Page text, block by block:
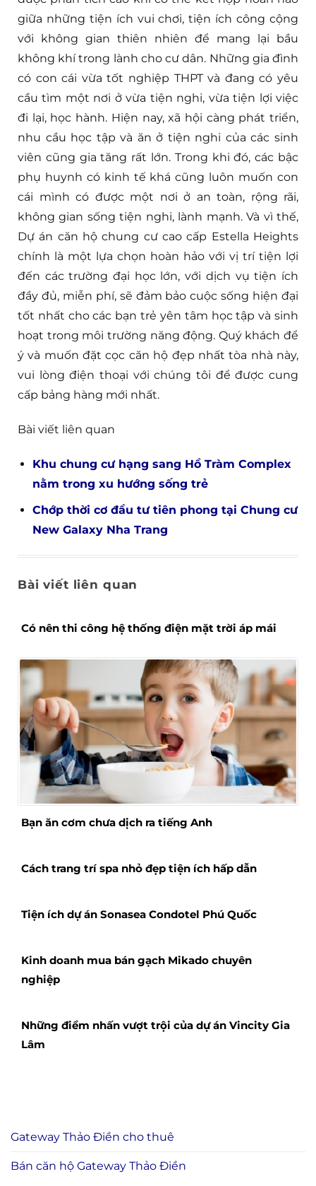
giữa những tiện ích vui chơi, tiện ích công cộng
với không gian thiên nhiên để mang lại bầu
không khí trong lành cho cư dân. Những gia đình
có con cái vừa tốt nghiệp THPT và đang có yêu
cầu tìm một nơi ở vừa tiện nghi, vừa tiện lợi việc
đi lại, học hành. Hiện nay, xã hội càng phát triển,
nhu cầu học tập và ăn ở tiện nghi của các sinh
viên cũng gia tăng rất lớn. Trong khi đó, các bậc
phụ huynh có kinh tế khá cũng luôn muốn con
cái mình có được một nơi ở an toàn, rộng rãi,
không gian sống tiện nghi, lành mạnh. Và vì thế,
Dự án căn hộ chung cư cao cấp Estella Heights
chính là một lựa chọn hoàn hảo với vị trí tiện lợi
đến các trường đại học lớn, với dịch vụ tiện ích
đầy đủ, miễn phí, sẽ đảm bảo cuộc sống hiện đại
tốt nhất cho các bạn trẻ yên tâm học tập và sinh
hoạt trong môi trường năng động. Quý khách để
ý và muốn đặt cọc căn hộ đẹp nhất tòa nhà này,
vui lòng điện thoại với chúng tôi để được cung
cấp bảng hàng mới nhất.
Bài viết liên quan
Khu chung cư hạng sang Hồ Tràm Complex
nằm trong xu hướng sống trẻ
Chớp thời cơ đầu tư tiên phong tại Chung cư
New Galaxy Nha Trang
Bài viết liên quan
Có nên thi công hệ thống điện mặt trời áp mái
Bạn ăn cơm chưa dịch ra tiếng Anh
Cách trang trí spa nhỏ đẹp tiện ích hấp dẫn
Tiện ích dự án Sonasea Condotel Phú Quốc
Kinh doanh mua bán gạch Mikado chuyên
nghiệp
Những điểm nhấn vượt trội của dự án Vincity Gia
Lâm
Gateway Thảo Điền cho thuê
Bán căn hộ Gateway Thảo Điền